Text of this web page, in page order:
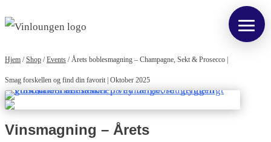
Hjem /Shop /Events /Årets boblesmagning – Champagne, Sekt & Prosecco |
Smag forskellen og find din favorit | Oktober 2025
Vinsmagning – Årets